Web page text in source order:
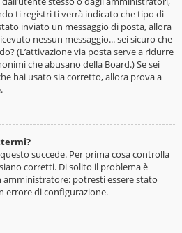
ti registri ti verrà indicato che tipo di
inviato un messaggio di posta, allora
nessun messaggio... sei sicuro che
(L’attivazione via posta serve a ridurre
che abusano della Board.) Se sei
hai usato sia corretto, allora prova a
succede. Per prima cosa controlla
corretti. Di solito il problema è
potresti essere stato
errore di configurazione.